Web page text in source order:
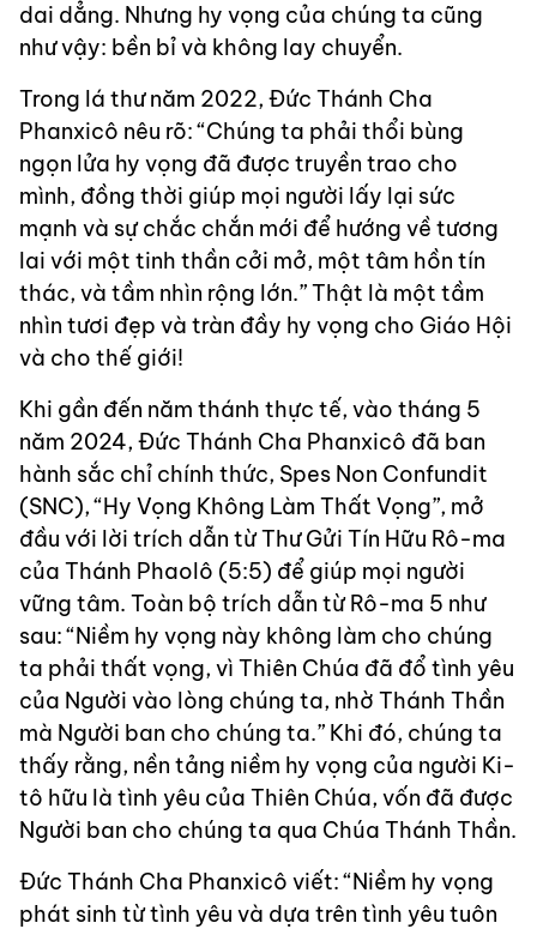
dai dẳng. Nhưng hy vọng của chúng ta cũng
như vậy: bền bỉ và không lay chuyển.
Trong lá thư năm 2022, Đức Thánh Cha
Phanxicô nêu rõ: “Chúng ta phải thổi bùng
ngọn lửa hy vọng đã được truyền trao cho
mình, đồng thời giúp mọi người lấy lại sức
mạnh và sự chắc chắn mới để hướng về tương
lai với một tinh thần cởi mở, một tâm hồn tín
thác, và tầm nhìn rộng lớn.” Thật là một tầm
nhìn tươi đẹp và tràn đầy hy vọng cho Giáo Hội
và cho thế giới!
Khi gần đến năm thánh thực tế, vào tháng 5
năm 2024, Đức Thánh Cha Phanxicô đã ban
hành sắc chỉ chính thức, Spes Non Confundit
(SNC), “Hy Vọng Không Làm Thất Vọng”, mở
đầu với lời trích dẫn từ Thư Gửi Tín Hữu Rô-ma
của Thánh Phaolô (5:5) để giúp mọi người
vững tâm. Toàn bộ trích dẫn từ Rô-ma 5 như
sau: “Niềm hy vọng này không làm cho chúng
ta phải thất vọng, vì Thiên Chúa đã đổ tình yêu
của Người vào lòng chúng ta, nhờ Thánh Thần
mà Người ban cho chúng ta.” Khi đó, chúng ta
thấy rằng, nền tảng niềm hy vọng của người Ki-
tô hữu là tình yêu của Thiên Chúa, vốn đã được
Người ban cho chúng ta qua Chúa Thánh Thần.
Đức Thánh Cha Phanxicô viết: “Niềm hy vọng
phát sinh từ tình yêu và dựa trên tình yêu tuôn